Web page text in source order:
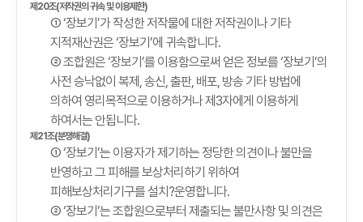
제20조(저작권의 귀속 및 이용제한)
① ‘장보기’가 작성한 저작물에 대한 저작권이나 기타
지적재산권은 ‘장보기’에 귀속합니다.
② 조합원은 ‘장보기’를 이용함으로써 얻은 정보를 ‘장보기’의
사전 승낙없이 복제, 송신, 출판, 배포, 방송 기타 방법에
의하여 영리목적으로 이용하거나 제3자에게 이용하게
하여서는 안됩니다.
제21조(분쟁해결)
① ‘장보기’는 이용자가 제기하는 정당한 의견이나 불만을
반영하고 그 피해를 보상처리하기 위하여
피해보상처리기구를 설치?운영합니다.
② ‘장보기’는 조합원으로부터 제출되는 불만사항 및 의견은